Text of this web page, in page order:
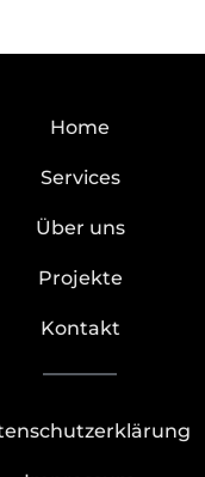
Home
Services
Über uns
Projekte
Kontakt